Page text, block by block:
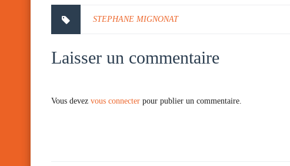
STEPHANE MIGNONAT
Laisser un commentaire
Vous devez vous connecter pour publier un commentaire.